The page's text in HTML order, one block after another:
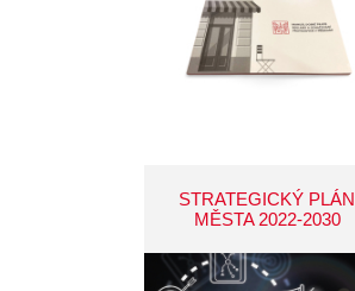
STRATEGICKÝ PLÁN
MĚSTA 2022-2030